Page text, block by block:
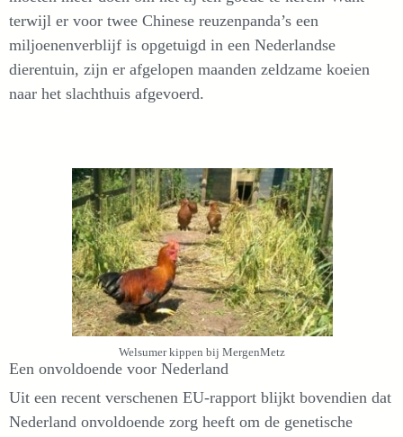
terwijl er voor twee Chinese reuzenpanda’s een
miljoenenverblijf is opgetuigd in een Nederlandse
dierentuin, zijn er afgelopen maanden zeldzame koeien
naar het slachthuis afgevoerd.
Welsumer kippen bij MergenMetz
Een onvoldoende voor Nederland
Uit een recent verschenen EU-rapport blijkt bovendien dat
Nederland onvoldoende zorg heeft om de genetische